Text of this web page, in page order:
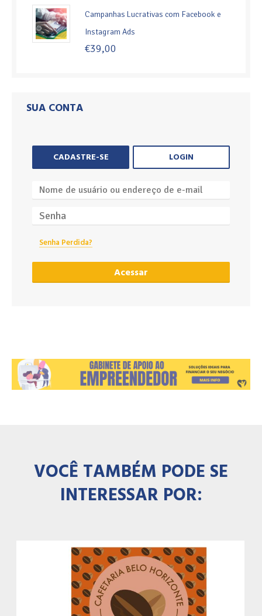
Campanhas Lucrativas com Facebook e
Instagram Ads
€39,00
SUA CONTA
CADASTRE-SE LOGIN
Senha Perdida?
VOCÊ TAMBÉM PODE SE
INTERESSAR POR: